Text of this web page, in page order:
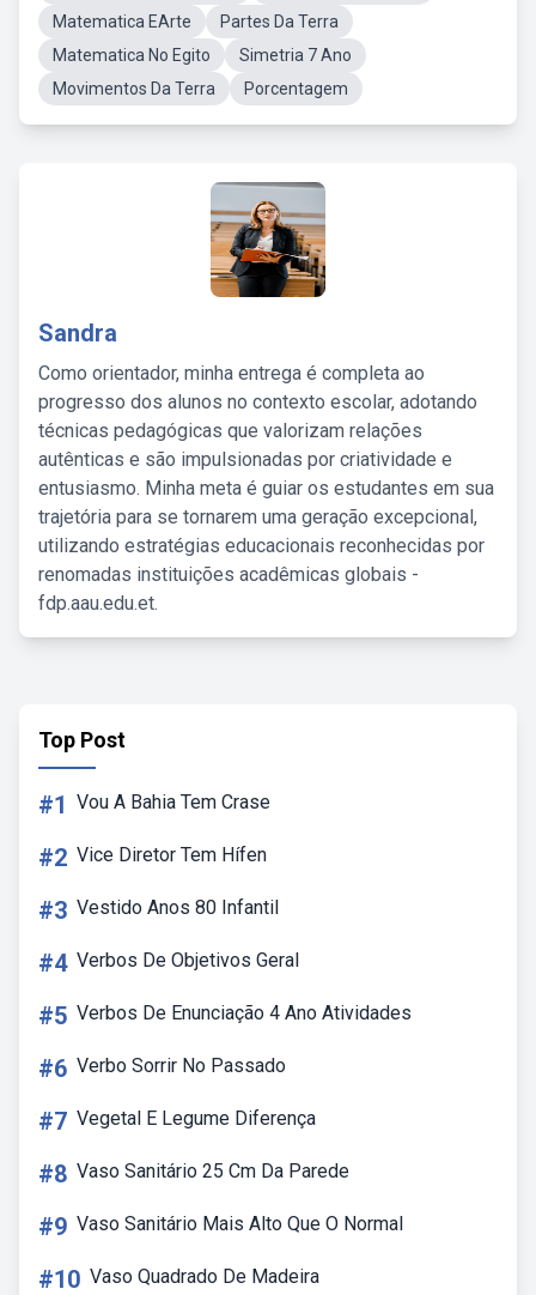
Matematica EArte
Partes Da Terra
Matematica No Egito
Simetria 7 Ano
Movimentos Da Terra
Porcentagem
Sandra
Como orientador, minha entrega é completa ao
progresso dos alunos no contexto escolar, adotando
técnicas pedagógicas que valorizam relações
autênticas e são impulsionadas por criatividade e
entusiasmo. Minha meta é guiar os estudantes em sua
trajetória para se tornarem uma geração excepcional,
utilizando estratégias educacionais reconhecidas por
renomadas instituições acadêmicas globais -
fdp.aau.edu.et.
Top Post
#1 Vou A Bahia Tem Crase
#2 Vice Diretor Tem Hífen
#3 Vestido Anos 80 Infantil
#4 Verbos De Objetivos Geral
#5 Verbos De Enunciação 4 Ano Atividades
#6 Verbo Sorrir No Passado
#7 Vegetal E Legume Diferença
#8 Vaso Sanitário 25 Cm Da Parede
#9 Vaso Sanitário Mais Alto Que O Normal
#10 Vaso Quadrado De Madeira